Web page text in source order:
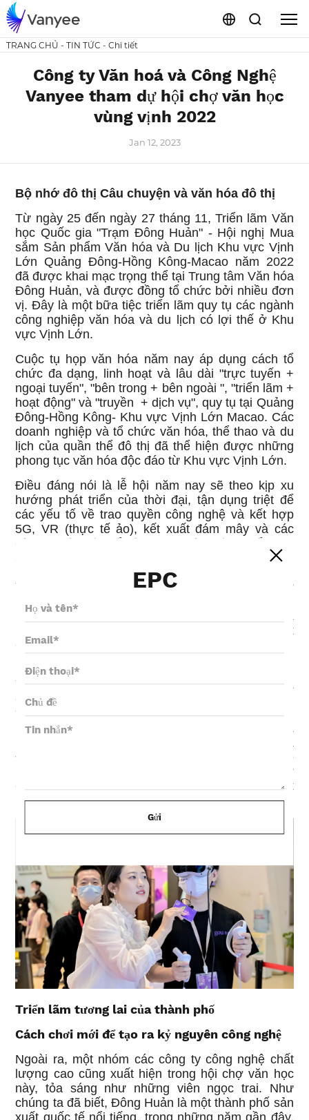
TRANG CHỦ - TIN TỨC - Chi tiết
Công ty Văn hoá và Công Nghệ
Vanyee tham dự hội chợ văn học
vùng vịnh 2022
Jan 12, 2023
Bộ nhớ đô thị Câu chuyện và văn hóa đô thị
Từ ngày 25 đến ngày 27 tháng 11, Triển lãm Văn
học Quốc gia "Trạm Đông Huản" - Hội nghị Mua
sắm Sản phẩm Văn hóa và Du lịch Khu vực Vịnh
Lớn Quảng Đông-Hồng Kông-Macao năm 2022
đã được khai mạc trọng thể tại Trung tâm Văn hóa
Đông Huản, và được đồng tổ chức bởi nhiều đơn
vị. Đây là một bữa tiệc triển lãm quy tụ các ngành
công nghiệp văn hóa và du lịch có lợi thế ở Khu
vực Vịnh Lớn.
Cuộc tụ họp văn hóa năm nay áp dụng cách tổ
chức đa dạng, linh hoạt và lâu dài "trực tuyến +
ngoại tuyến", "bên trong + bên ngoài ", "triển lãm +
hoạt động" và "truyền + dịch vụ", quy tụ tại Quảng
Đông-Hồng Kông- Khu vực Vịnh Lớn Macao. Các
doanh nghiệp và tổ chức văn hóa, thể thao và du
lịch của quần thể đô thị đã thể hiện được những
phong tục văn hóa độc đáo từ Khu vực Vịnh Lớn.
Điều đáng nói là lễ hội năm nay sẽ theo kịp xu
hướng phát triển của thời đại, tận dụng triệt để
các yếu tố về trao quyền công nghệ và kết hợp
5G, VR (thực tế ảo), kết xuất đám mây và các
ảo Metaverse trực tuyến . Phòng triển lãm đám
mây dựa trên hình dạng kiến ​​trúc của Trung tâm
Văn hóa Thành phố Đông Huản , nó giống như
một "tàu vận chuyển văn hóa" đa năng .Với động
lực và trí tưởng tượng của một con tàu đang ra
khơi đưa thành phố đi đến việc xây dựng một
quần thể đô thị đẳng cấp thế giới ở Khu vực Vịnh
Trên “Hành lang không gian Metaverse”, chúng ta
đắm chìm trong đại dương văn hóa nghệ thuật; tại
“Khu vực trung tâm vũ trụ”, chúng ta có thể đắm
mình trong không gian văn hóa công cộng của
Khu vực Vịnh Quảng Đông, Trung tâm Văn hóa
Đông , công nghệ và văn hóa của Vanyee, Hiệp
hội các nhà viết kịch Quảng Đông , ToyCity, và sự
quyến rũ của các doanh nghiệp (tổ chức) chất
lượng cao.
Triển lãm tương lai của thành phố
Cách chơi mới để tạo ra kỷ nguyên công nghệ
Ngoài ra, một nhóm các công ty công nghệ chất
lượng cao cũng xuất hiện trong hội chợ văn học
này, tỏa sáng như những viên ngọc trai. Như
chúng ta đã biết, Đông Huản là một thành phố sản
xuất quốc tế nổi tiếng, trong những năm gần đây,
EPC
Gửi